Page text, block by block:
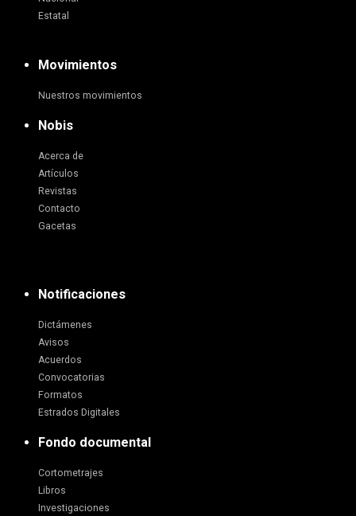
Estatal
Movimientos
Nuestros movimientos
Nobis
Acerca de
Artículos
Revistas
Contacto
Gacetas
Notificaciones
Dictámenes
Avisos
Acuerdos
Convocatorias
Formatos
Estrados Digitales
Fondo documental
Cortometrajes
Libros
Investigaciones